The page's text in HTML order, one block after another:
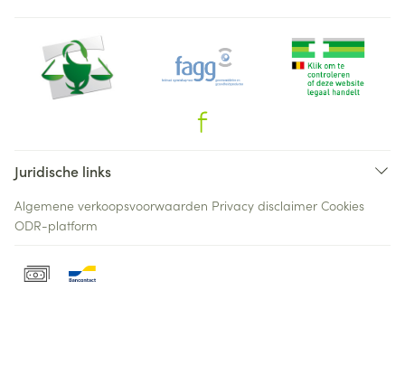
Juridische links
Algemene verkoopsvoorwaarden Privacy disclaimer Cookies
ODR-platform